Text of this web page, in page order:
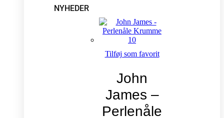
NYHEDER
Tilføj som favorit
John
James –
Perlenåle